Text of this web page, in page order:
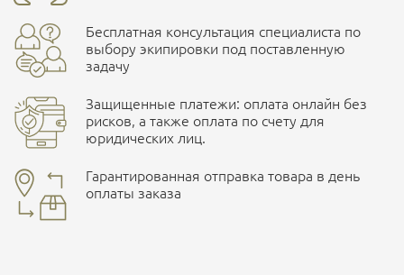
Наличные при самовывозе
Характеристики комплектаций
Размер
ПОДРОБНЕЕ О СКЛАДЕ
Бесплатная консультация специалиста по
выбору экипировки под поставленную
задачу
Защищенные платежи: оплата онлайн без
рисков, а также оплата по счету для
юридических лиц.
Гарантированная отправка товара в день
оплаты заказа